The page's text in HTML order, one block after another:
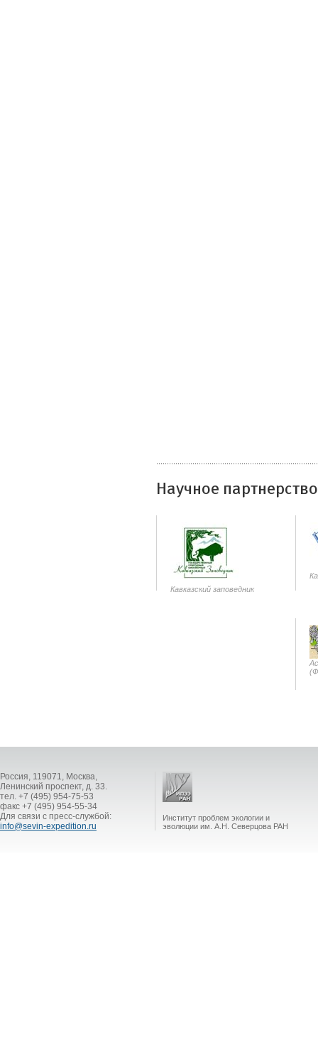
Научное партнерство
Кавказский заповедник
Россия, 119071, Москва,
Ленинский проспект, д. 33.
тел. +7 (495) 954-75-53
факс +7 (495) 954-55-34
Для связи с пресс-службой:
info@sevin-expedition.ru
Институт проблем экологии и
эволюции им. А.Н. Северцова РАН